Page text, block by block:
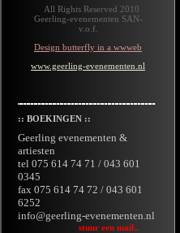
All Rights Reserved 2010
Geerling-evenementen SAN-
v.o.f.
Design butterfly in a wwweb
www.geerling-evenementen.nl
:: BOEKINGEN ::
Geerling evenementen &
artiesten
tel 075 614 74 71 / 043 601
0345
fax 075 614 74 72 / 043 601
6252
info@geerling-evenementen.nl
stuur een mail..